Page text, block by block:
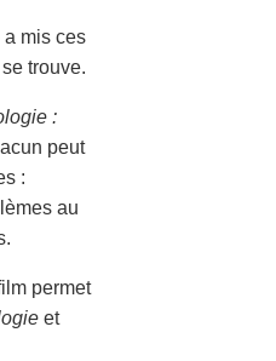
a mis ces
trouve.
:
peut
:
au
permet
et